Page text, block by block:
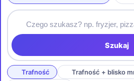
Szukaj
Trafność Trafność + blisko